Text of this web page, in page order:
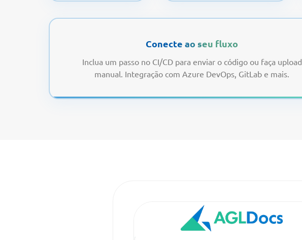
Conecte ao seu fluxo
Inclua um passo no CI/CD para enviar o código ou faça upload
manual. Integração com Azure DevOps, GitLab e mais.